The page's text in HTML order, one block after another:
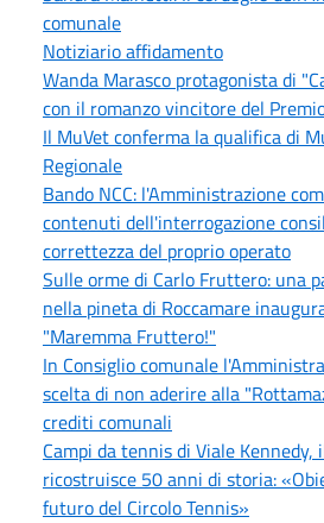
comunale
Notiziario affidamento
Wanda Marasco protagonista di
con il romanzo vincitore del
Il MuVet conferma la qualifica di
Regionale
Bando NCC: l'Amministrazione
contenuti dell'interrogazione
correttezza del proprio operato
Sulle orme di Carlo Fruttero: una
nella pineta di Roccamare
"Maremma Fruttero!"
In Consiglio comunale
scelta di non aderire alla
crediti comunali
Campi da tennis di Viale Kennedy,
ricostruisce 50 anni di storia:
futuro del Circolo Tennis»